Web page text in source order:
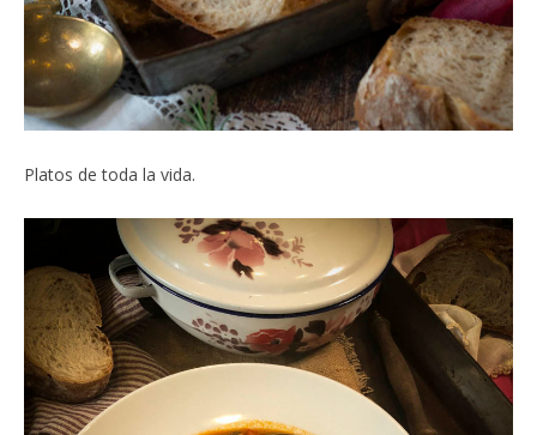
Platos de toda la vida.